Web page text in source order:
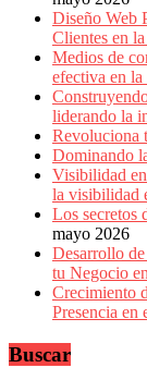
Diseño Web
Clientes en
Medios de
efectiva en
liderando la
Revoluciona
Dominando
Visibilidad
la visibilidad
Los secretos
mayo 2026
Desarrollo
tu Negocio
Crecimiento
Presencia en
Buscar